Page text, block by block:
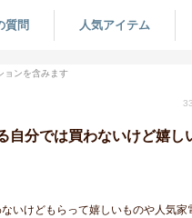
質問 人気アイテム
ョンを含みます
自分では買わないけど嬉し
いけどもらって嬉しいものや人気家